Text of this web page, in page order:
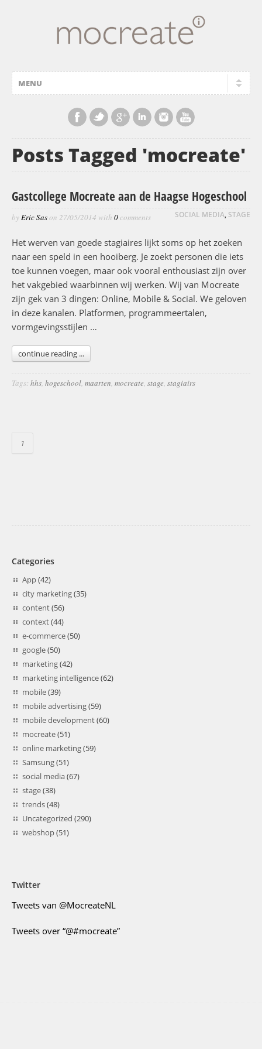
Posts Tagged 'mocreate'
Gastcollege Mocreate aan de Haagse Hogeschool
SOCIAL MEDIA, STAGE
byEric Sason 27/05/2014 with 0comments
Het werven van goede stagiaires lijkt soms op het zoeken
naar een speld in een hooiberg. Je zoekt personen die iets
toe kunnen voegen, maar ook vooral enthousiast zijn over
het vakgebied waarbinnen wij werken. Wij van Mocreate
zijn gek van 3 dingen: Online, Mobile & Social. We geloven
in deze kanalen. Platformen, programmeertalen,
vormgevingsstijlen …
continue reading ...
Tags: hhs, hogeschool, maarten, mocreate, stage, stagiairs
1
Categories
App(42)
city marketing(35)
content(56)
context(44)
e-commerce(50)
google(50)
marketing(42)
marketing intelligence(62)
mobile(39)
mobile advertising(59)
mobile development(60)
mocreate(51)
online marketing(59)
Samsung(51)
social media(67)
stage(38)
trends(48)
Uncategorized (290)
webshop(51)
Twitter
Tweets van @MocreateNL
Tweets over “@#mocreate”